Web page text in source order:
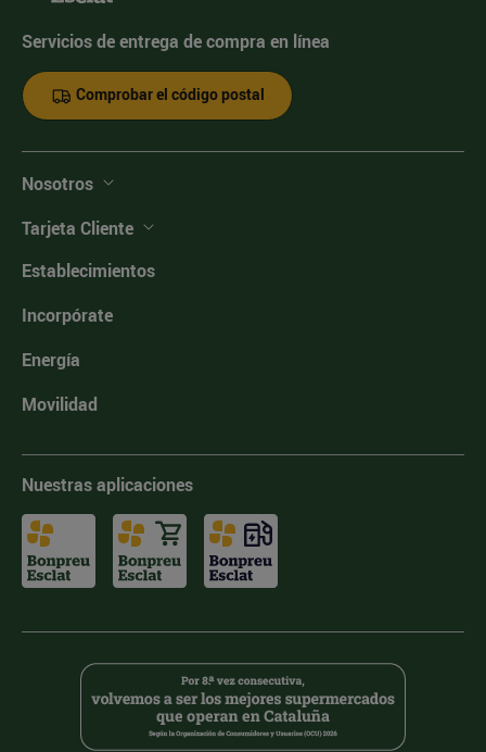
Servicios de entrega de compra en línea
Comprobar el código postal
Nosotros
Tarjeta Cliente
Establecimientos
Incorpórate
Energía
Movilidad
Nuestras aplicaciones